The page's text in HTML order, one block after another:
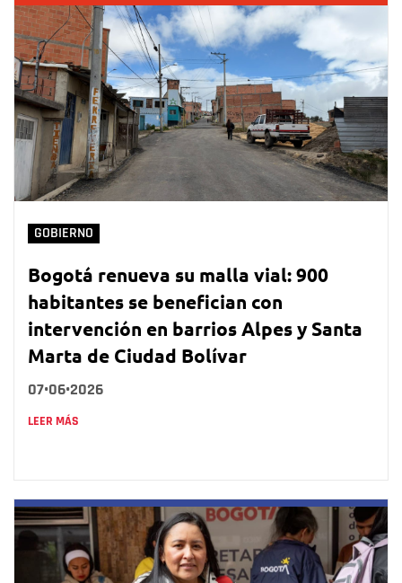
GOBIERNO
Bogotá renueva su malla vial: 900
habitantes se benefician con
intervención en barrios Alpes y Santa
Marta de Ciudad Bolívar
07•06•2026
LEER MÁS